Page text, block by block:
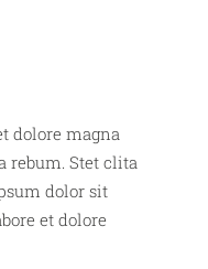
dolore magna
rebum. Stet clita
dolor sit
et dolore